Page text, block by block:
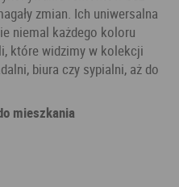
zmian. Ich uniwersalna
niemal każdego koloru
które widzimy w kolekcji
biura czy sypialni, aż do
mieszkania